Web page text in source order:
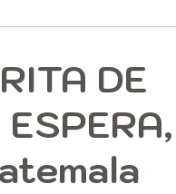
DE